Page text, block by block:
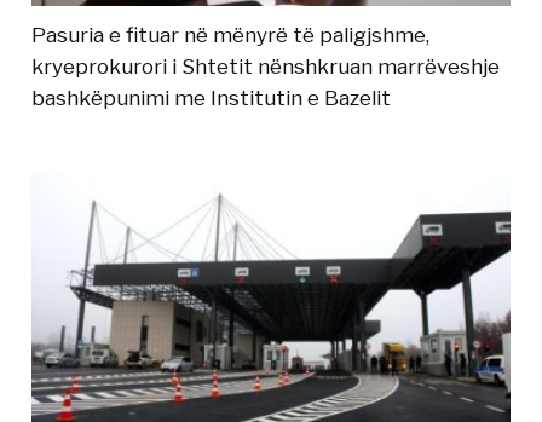
Pasuria e fituar në mënyrë të paligjshme,
kryeprokurori i Shtetit nënshkruan marrëveshje
bashkëpunimi me Institutin e Bazelit